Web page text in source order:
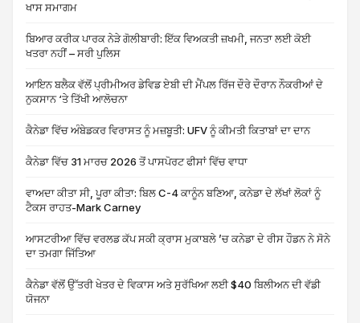
ਖਾਸ ਸਮਾਗਮ
ਬਿਆਰ ਕਰੀਕ ਪਾਰਕ ਨੇੜੇ ਗੋਲੀਬਾਰੀ: ਇੱਕ ਵਿਅਕਤੀ ਜ਼ਖਮੀ, ਜਨਤਾ ਲਈ ਕੋਈ
ਖਤਰਾ ਨਹੀਂ – ਸਰੀ ਪੁਲਿਸ
ਆਇਨ ਬਲੈਕ ਵੱਲੋਂ ਪ੍ਰੀਮੀਅਰ ਡੇਵਿਡ ਏਬੀ ਦੀ ਮੈਂਪਲ ਰਿੱਜ ਦੌਰੇ ਦੌਰਾਨ ਨੌਕਰੀਆਂ ਦੇ
ਨੁਕਸਾਨ ‘ਤੇ ਤਿੱਖੀ ਆਲੋਚਨਾ
ਕੈਨੇਡਾ ਵਿੱਚ ਅੰਬੇਡਕਰ ਵਿਰਾਸਤ ਨੂੰ ਮਜ਼ਬੂਤੀ: UFV ਨੂੰ ਕੀਮਤੀ ਕਿਤਾਬਾਂ ਦਾ ਦਾਨ
ਕੈਨੇਡਾ ਵਿੱਚ 31 ਮਾਰਚ 2026 ਤੋਂ ਪਾਸਪੋਰਟ ਫੀਸਾਂ ਵਿੱਚ ਵਾਧਾ
ਵਾਅਦਾ ਕੀਤਾ ਸੀ, ਪੂਰਾ ਕੀਤਾ: ਬਿਲ C-4 ਕਾਨੂੰਨ ਬਣਿਆ, ਕਨੇਡਾ ਦੇ ਲੱਖਾਂ ਲੋਕਾਂ ਨੂੰ
ਟੈਕਸ ਰਾਹਤ-Mark Carney
ਆਸਟਰੀਆ ਵਿੱਚ ਵਰਲਡ ਕੱਪ ਸਕੀ ਕ੍ਰਾਸ ਮੁਕਾਬਲੇ ’ਚ ਕਨੇਡਾ ਦੇ ਰੀਸ ਹੌਡਨ ਨੇ ਸੋਨੇ
ਦਾ ਤਮਗਾ ਜਿੱਤਿਆ
ਕੈਨੇਡਾ ਵੱਲੋਂ ਉੱਤਰੀ ਖੇਤਰ ਦੇ ਵਿਕਾਸ ਅਤੇ ਸੁਰੱਖਿਆ ਲਈ $40 ਬਿਲੀਅਨ ਦੀ ਵੱਡੀ
ਯੋਜਨਾ